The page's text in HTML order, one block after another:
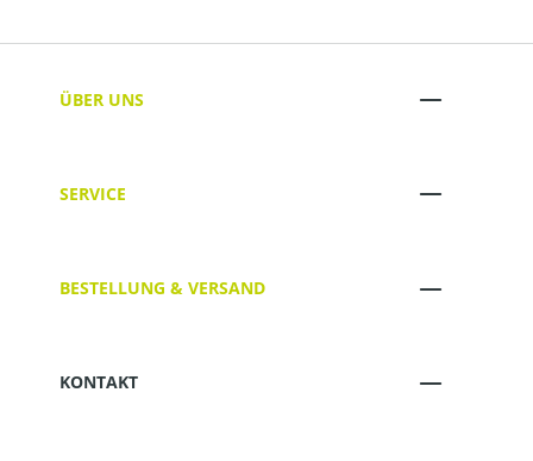
ÜBER UNS
SERVICE
BESTELLUNG & VERSAND
KONTAKT